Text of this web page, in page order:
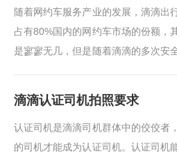
随着网约车服务产业的发展，滴滴出
占有80%国内的网约车市场的份额，
是寥寥无几，但是随着滴滴的多次安
滴滴认证司机拍照要求
认证司机是滴滴司机群体中的佼佼者
的司机才能成为认证司机。认证司机